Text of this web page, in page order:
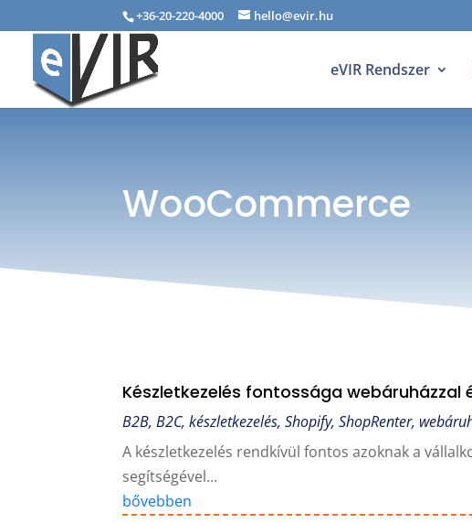
+36-20-220-4000 hello@evir.hu
eVIR Rendszer
WooCommerce
Készletkezelés fontossága
B2B,B2C,készletkezelés,Shopify,ShopRenter,
A készletkezelés rendkívül fontos azoknak a
segítségével...
bővebben